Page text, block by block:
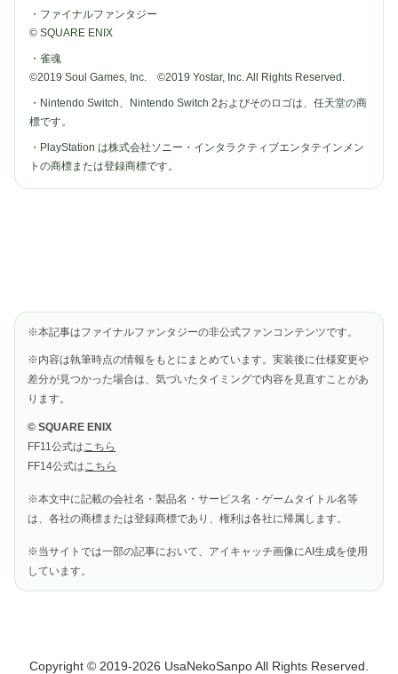
・ファイナルファンタジー
© SQUARE ENIX
・雀魂
©2019 Soul Games, Inc. ©2019 Yostar, Inc. All Rights Reserved.
・Nintendo Switch、Nintendo Switch 2およびそのロゴは、任天堂の商
標です。
・PlayStation は株式会社ソニー・インタラクティブエンタテインメン
トの商標または登録商標です。
※本記事はファイナルファンタジーの非公式ファンコンテンツです。
※内容は執筆時点の情報をもとにまとめています。実装後に仕様変更や
差分が見つかった場合は、気づいたタイミングで内容を見直すことがあ
ります。
© SQUARE ENIX
FF11公式はこちら
FF14公式はこちら
※本文中に記載の会社名・製品名・サービス名・ゲームタイトル名等
は、各社の商標または登録商標であり、権利は各社に帰属します。
※当サイトでは一部の記事において、アイキャッチ画像にAI生成を使用
しています。
Copyright © 2019-2026 UsaNekoSanpo All Rights Reserved.